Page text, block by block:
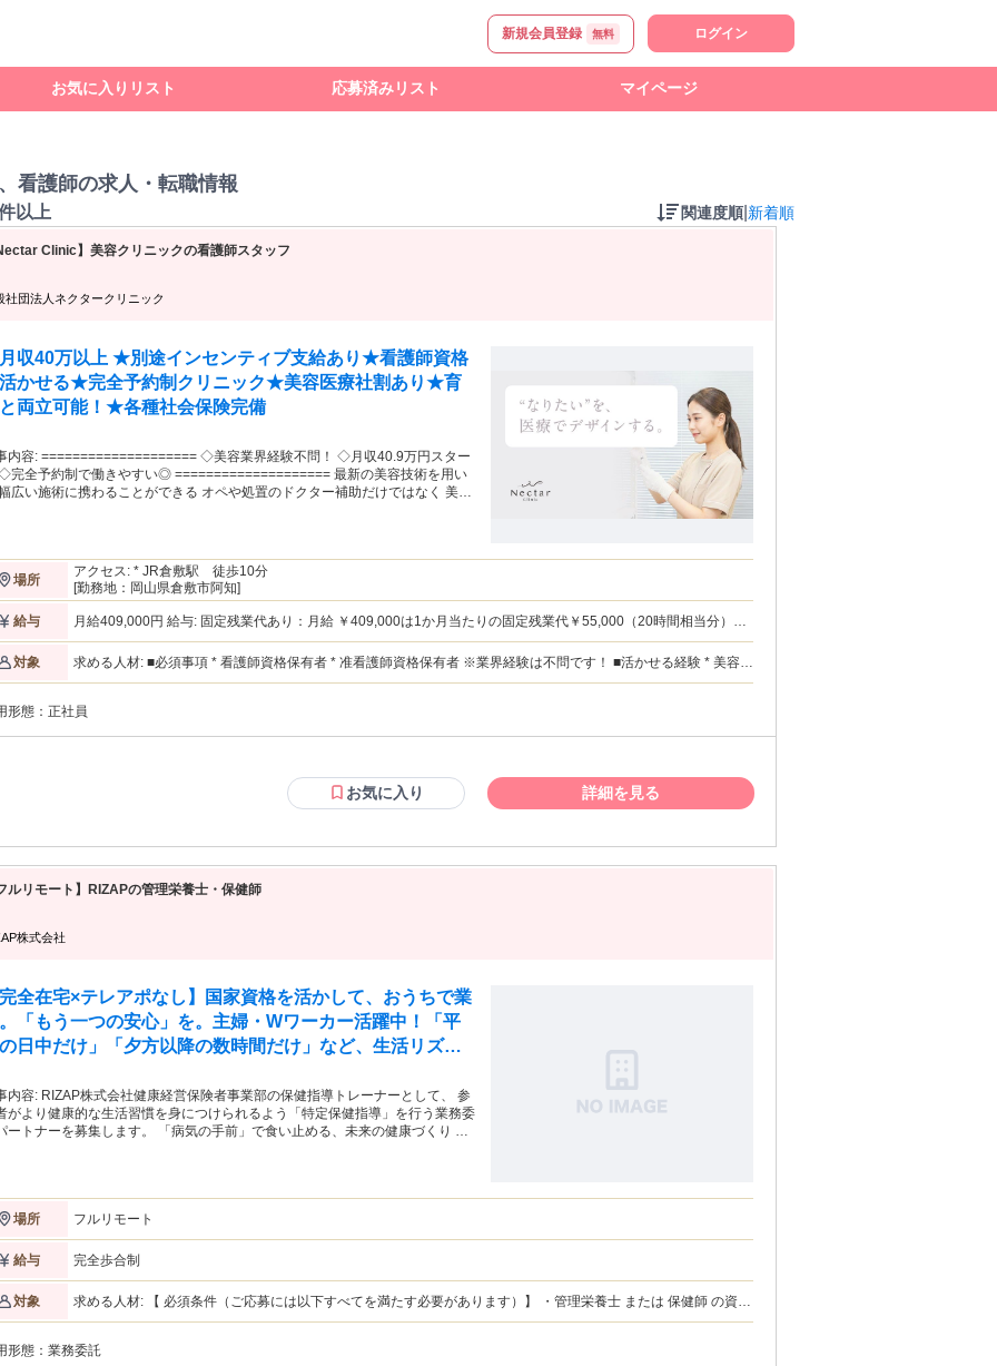
新規会員登録 無料 ログイン
お気に入りリスト 応募済みリスト マイページ
看護師の求人・転職情報
以上 関連度順 新着順
Clinic】美容クリニックの看護師スタッフ
社団法人ネクタークリニック
収40万以上 ★別途インセンティブ支給あり★看護師資格
かせる★完全予約制クリニック★美容医療社割あり★育
両立可能！★各種社会保険完備
◇美容業界経験不問！ ◇月収40.9万円スター
るためのサポートをします。 （例：機器
器具の消毒など） ----- ● 施術対応 美肌治療施術や医療脱毛、 美容点滴な
医師の指示のもと看護師が行います。 ----- ● 患者様対応 術後の
の状態確認など、 患者様のお悩みや不安点を解消するサポートをしま
をお任せします。 ---
場所
アクセス: * JR倉敷駅 徒歩10分
[勤務地：岡山県倉敷市阿知]
給与
月給409,000円 給与: 固定残業代あり：月給 ￥409,000は1か月当たりの固定残業代￥55,000（20時間相当分）を
給 ：354,000円 固定残業代：55,000円(20時間相当分) ※固定残業代（業務手当）は残業がない場合も支給
し、超過分は別途支給する ～モデル年収～ * 612万円（30歳・2年目） * 1020万円（30歳・1年目） * 1284万円
（25歳・2年目） ※月額＋手当＋インセンティブを含みます。 ------------------------------------------------
対象
求める人材: ■必須事項 * 看護師資格保有者 * 准看護師資格保有者 ※業界経験は不問です！ ■活かせる経験 * 美容業
形態： 正社員
お気に入り 詳細を見る
ルリモート】RIZAPの管理栄養士・保健師
株式会社
完全在宅×テレアポなし】国家資格を活かして、おうちで業
「もう一つの安心」を。主婦・Wワーカー活躍中！「平
の日中だけ」「夕方以降の数時間だけ」など、生活リズム
頑張った分だけ手応えのある収入に。充実のサポート体
、安心の在宅ワークを始めませんか？
営保険者事業部の保健指導トレーナーとして、 参
がより健康的な生活習慣を身につけられるよう「特定保健指導」を行う業務委
ーを募集します。 「病気の手前」で食い止める、未来の健康づくり 健
す！ ≪応募条件≫ 保健師または管理栄養士の資格をお持ちの方 ※
資格をお持ちであれば、特定保健指導の業務自体が初めての方もご応募可能で
「人の健康に貢献したい」という思いをお持ちのプロフェッショナルを歓迎い
始までのステップ（実技スキルチェック）≫ 弊社では、業務
インの共有と実技確認を行っております。 実際の対象者様をご担当いただく
、弊社の品質基準を満たしているかを確認する「面談品質認定テスト（ロール
イング形式）」を実施させていただきます。事前に弊社の面談ノウハウや評価
をしっかりと共有した上で実技を確認するため、フリーランスとしての活動が
場所 フルリモート
給与 完全歩合制
対象
求める人材: 【 必須条件（ご応募には以下すべてを満たす必要があります）】 ・管理栄養士 または 保健師 の資格
操作、メール対応など） ・スムーズなビデオ通話が可能なインターネット環境をご用意いただける方（通信速度
形態： 業務委託